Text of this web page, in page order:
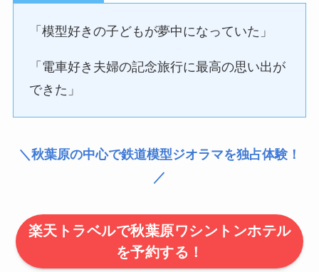
「模型好きの子どもが夢中になっていた」
「電車好き夫婦の記念旅行に最高の思い出が
できた」
＼秋葉原の中心で鉄道模型ジオラマを独占体験！
／
楽天トラベルで秋葉原ワシントンホテル
を予約する！